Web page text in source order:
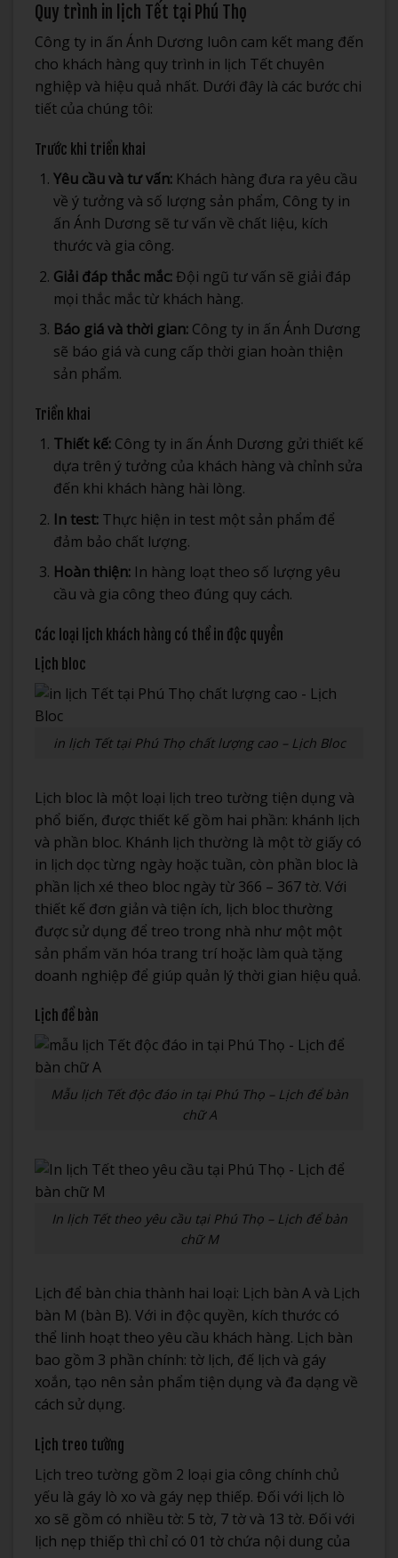
Quy trình in lịch Tết tại Phú Thọ
Công ty in ấn Ánh Dương luôn cam kết mang đến
cho khách hàng quy trình in lịch Tết chuyên
nghiệp và hiệu quả nhất. Dưới đây là các bước chi
tiết của chúng tôi:
Trước khi triển khai
Yêu cầu và tư vấn:Khách hàng đưa ra yêu cầu
về ý tưởng và số lượng sản phẩm, Công ty in
ấn Ánh Dương sẽ tư vấn về chất liệu, kích
thước và gia công.
Giải đáp thắc mắc:Đội ngũ tư vấn sẽ giải đáp
mọi thắc mắc từ khách hàng.
Báo giá và thời gian:Công ty in ấn Ánh Dương
sẽ báo giá và cung cấp thời gian hoàn thiện
sản phẩm.
Triển khai
Thiết kế:Công ty in ấn Ánh Dương gửi thiết kế
dựa trên ý tưởng của khách hàng và chỉnh sửa
đến khi khách hàng hài lòng.
In test:Thực hiện in test một sản phẩm để
đảm bảo chất lượng.
Hoàn thiện:In hàng loạt theo số lượng yêu
cầu và gia công theo đúng quy cách.
Các loại lịch khách hàng có thể in độc quyền
Lịch bloc
in lịch Tết tại Phú Thọ chất lượng cao – Lịch Bloc
Lịch bloc là một loại lịch treo tường tiện dụng và
phổ biến, được thiết kế gồm hai phần: khánh lịch
và phần bloc. Khánh lịch thường là một tờ giấy có
in lịch dọc từng ngày hoặc tuần, còn phần bloc là
phần lịch xé theo bloc ngày từ 366 – 367 tờ. Với
thiết kế đơn giản và tiện ích, lịch bloc thường
được sử dụng để treo trong nhà như một một
sản phẩm văn hóa trang trí hoặc làm quà tặng
doanh nghiệp để giúp quản lý thời gian hiệu quả.
Lịch để bàn
Mẫu lịch Tết độc đáo in tại Phú Thọ – Lịch để bàn
chữ A
In lịch Tết theo yêu cầu tại Phú Thọ – Lịch để bàn
chữ M
Lịch để bàn chia thành hai loại: Lịch bàn A và Lịch
bàn M (bàn B). Với in độc quyền, kích thước có
thể linh hoạt theo yêu cầu khách hàng. Lịch bàn
bao gồm 3 phần chính: tờ lịch, đế lịch và gáy
xoắn, tạo nên sản phẩm tiện dụng và đa dạng về
cách sử dụng.
Lịch treo tường
Lịch treo tường gồm 2 loại gia công chính chủ
yếu là gáy lò xo và gáy nẹp thiếp. Đối với lịch lò
xo sẽ gồm có nhiều tờ: 5 tờ, 7 tờ và 13 tờ. Đối với
lịch nẹp thiếp thì chỉ có 01 tờ chứa nội dung của